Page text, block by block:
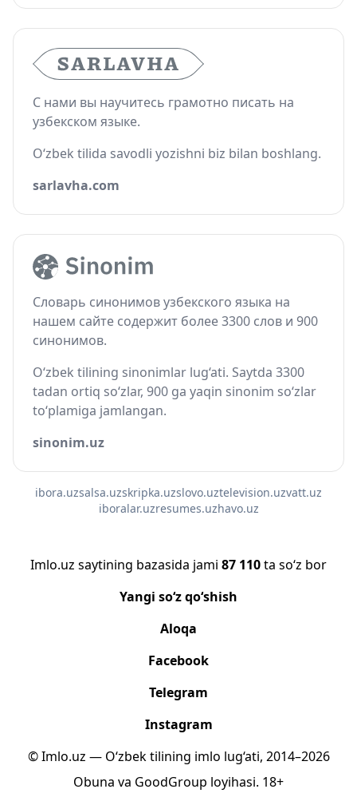
С нами вы научитесь грамотно писать на
узбекском языке.
O‘zbek tilida savodli yozishni biz bilan boshlang.
sarlavha.com
Словарь синонимов узбекского языка на
нашем сайте содержит более 3300 слов и 900
синонимов.
O‘zbek tilining sinonimlar lug‘ati. Saytda 3300
tadan ortiq so‘zlar, 900 ga yaqin sinonim so‘zlar
to‘plamiga jamlangan.
sinonim.uz
ibora.uzsalsa.uzskripka.uzslovo.uztelevision.uzvatt.uz
iboralar.uzresumes.uzhavo.uz
Imlo.uz saytining bazasida jami 87 110ta so‘z bor
Yangi so‘z qo‘shish
Aloqa
Facebook
Telegram
Instagram
© Imlo.uz — O‘zbek tilining imlo lug‘ati, 2014–2026
Obuna va GoodGroup loyihasi. 18+